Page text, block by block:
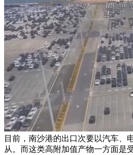
目前，南沙港的出口次要以汽车、
从。而这类高附加值产物一方面是